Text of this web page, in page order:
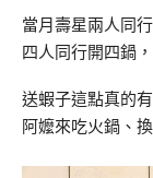
當月壽星兩人同
四人同行開四鍋
送蝦子這點真的
阿嬤來吃火鍋、